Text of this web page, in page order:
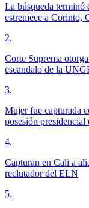
La búsqueda terminó
estremece a Corinto,
2.
Corte Suprema
escandalo de la
3.
Mujer fue capturada
posesión presidencial
4.
Capturan en Cali a
reclutador del ELN
5.